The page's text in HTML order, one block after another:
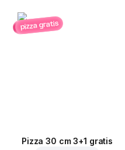
pizza gratis
Pizza 30 cm 3+1 gratis